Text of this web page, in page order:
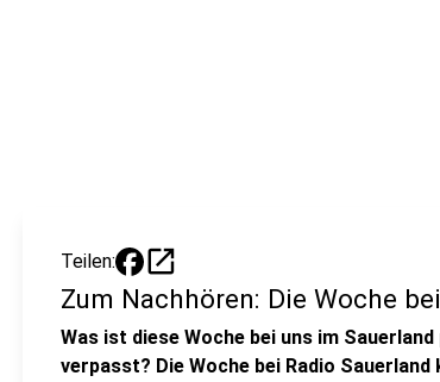
Teilen: open_in_new
Zum Nachhören: Die Woche
Was ist diese Woche bei uns im
verpasst? Die Woche bei Radio